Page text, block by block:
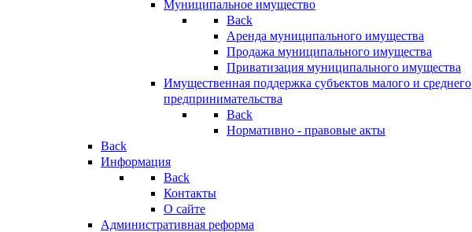
Муниципальное имущество
Back
Аренда муниципального имущества
Продажа муниципального имущества
Приватизация муниципального имущества
Имущественная поддержка субъектов малого и среднего
предпринимательства
Back
Нормативно - правовые акты
Back
Информация
Back
Контакты
О сайте
Административная реформа